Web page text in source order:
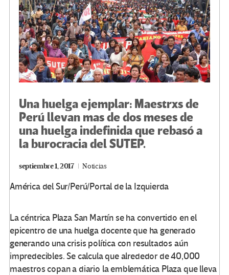
Una huelga ejemplar: Maestrxs de
Perú llevan mas de dos meses de
una huelga indefinida que rebasó a
la burocracia del SUTEP.
septiembre 1, 2017 Noticias
América del Sur/Perú/Portal de la Izquierda
La céntrica Plaza San Martín se ha convertido en el
epicentro de una huelga docente que ha generado
generando una crisis política con resultados aún
impredecibles. Se calcula que alrededor de 40,000
maestros copan a diario la emblemática Plaza que lleva